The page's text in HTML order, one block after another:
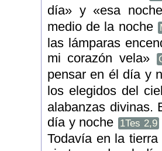
día» y «esa
medio de la noche
las lámparas
mi corazón vela»
pensar en él día y
los elegidos del
alabanzas divinas.
día y noche
1Tes 2,9
Todavía en la